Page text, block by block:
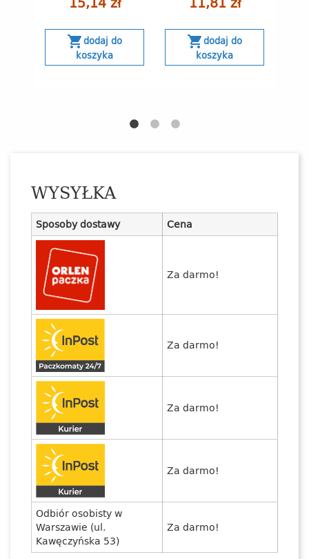
shopping_cartdodaj do
koszyka
shopping_cartdodaj do
koszyka
WYSYŁKA
Sposoby dostawy Cena
Za darmo!
Za darmo!
Za darmo!
Za darmo!
Odbiór osobisty w
Warszawie (ul.
Kawęczyńska 53)
Za darmo!